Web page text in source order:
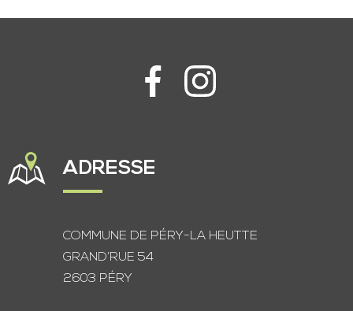
ADRESSE
COMMUNE DE PÉRY-LA HEUTTE
GRAND’RUE 54
2603 PÉRY